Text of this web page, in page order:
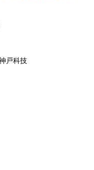
戸科技